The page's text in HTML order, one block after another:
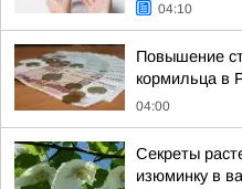
04:10
Повышение
кормильца в
04:00
Секреты
изюминку в